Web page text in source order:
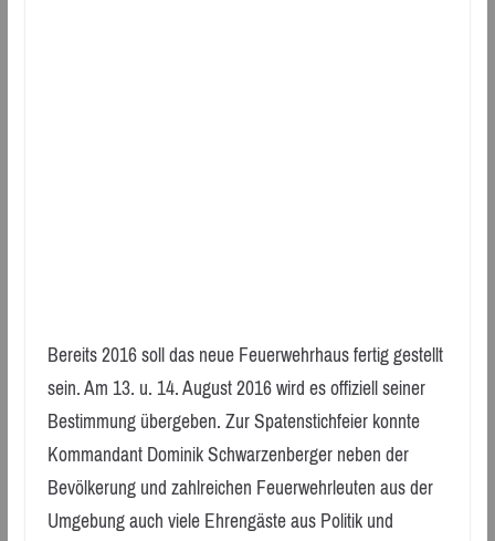
Bereits 2016 soll das neue Feuerwehrhaus fertig gestellt
sein. Am 13. u. 14. August 2016 wird es offiziell seiner
Bestimmung übergeben. Zur Spatenstichfeier konnte
Kommandant Dominik Schwarzenberger neben der
Bevölkerung und zahlreichen Feuerwehrleuten aus der
Umgebung auch viele Ehrengäste aus Politik und